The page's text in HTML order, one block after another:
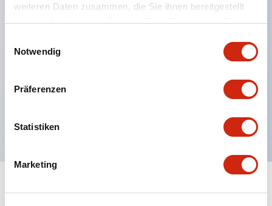
weiteren Daten zusammen, die Sie ihnen bereitgestellt
haben oder die sie im Rahmen Ihrer Nutzung der Dienste
Notwendig
Präferenzen
Statistiken
Marketing
LED-Lampenkörper
Schutzarten IP40 und IP65 vollständig verfügbar
UL- und CSA-zertifiziert. Entspricht EN (Europa)
Normen. CCC-zertifiziert (außer Anzeigeleuchten).
Mit speziellem Zubehör leicht auf Φ22 Flash-
Dokumente und Dateien